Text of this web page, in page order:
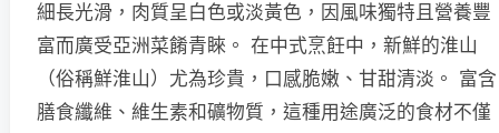
細長光滑，肉質呈白色或淡黃色，因風味獨特且營養豐
富而廣受亞洲菜餚青睞。 在中式烹飪中，新鮮的淮山
（俗稱鮮淮山）尤為珍貴，口感脆嫩、甘甜清淡。 富含
膳食纖維、維生素和礦物質，這種用途廣泛的食材不僅